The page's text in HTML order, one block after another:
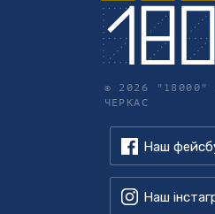
© 2026 "18000"
ЧЕРКАС
Наш
Наш